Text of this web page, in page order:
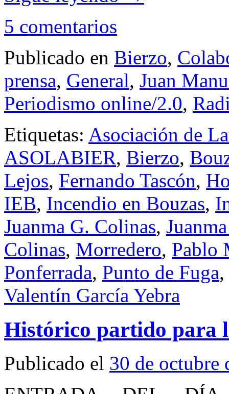
5 comentarios
Publicado en Bierzo,
prensa, General, Juan
Periodismo online/2.0,
Etiquetas: Asociación de
ASOLABIER, Bierzo,
Lejos, Fernando Tascón,
IEB, Incendio en Bouzas,
Juanma G. Colinas,
Colinas, Morredero, Pablo
Ponferrada, Punto de Fuga,
Valentín García Yebra
Histórico partido para
Publicado el 30 de octubre